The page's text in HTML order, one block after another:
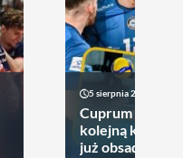
5 sierpnia 2026 14:44
Cuprum Stilon
kolejną kartę!
już obsadzona